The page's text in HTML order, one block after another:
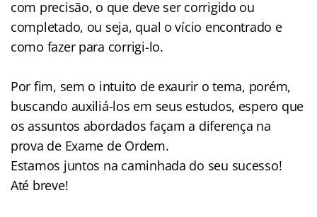
com precisão, o que deve ser corrigido ou
completado, ou seja, qual o vício encontrado e
como fazer para corrigi-lo.
Por fim, sem o intuito de exaurir o tema, porém,
buscando auxiliá-los em seus estudos, espero que
os assuntos abordados façam a diferença na
prova de Exame de Ordem.
Estamos juntos na caminhada do seu sucesso!
Até breve!